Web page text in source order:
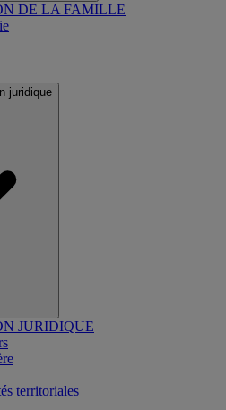
DE LA FAMILLE
juridique
JURIDIQUE
territoriales